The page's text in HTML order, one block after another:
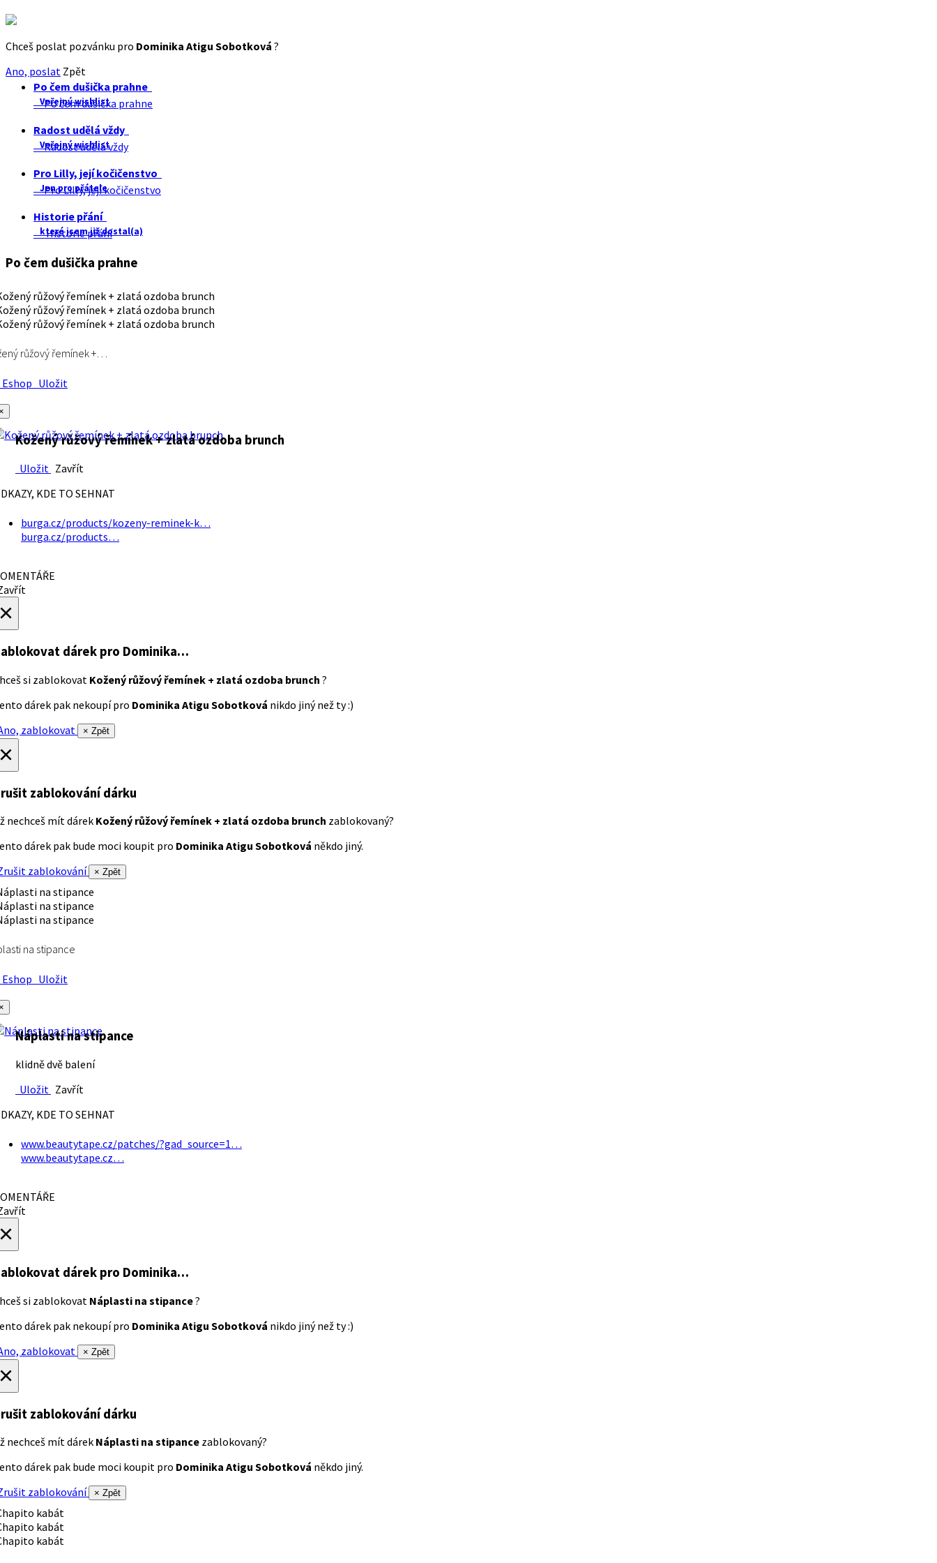
Chceš poslat pozvánku pro Dominika Atigu Sobotková ?
Ano, poslat Zpět
Po čem dušička prahne
Veřejný wishlist
Po čem dušička prahne
Radost udělá vždy
Veřejný wishlist
Radost udělá vždy
Pro Lilly, její kočičenstvo
Jen pro přátele
Pro Lilly, její kočičenstvo
Historie přání
které jsem již dostal(a)
Historie přání
Po čem dušička prahne
růžový řemínek +…
Uložit
Kožený růžový řemínek + zlatá ozdoba brunch
Uložit Zavřít
KDE TO SEHNAT
burga.cz/products/kozeny-reminek-k…
burga.cz/products…
dárek pro Dominika…
si zablokovat Kožený růžový řemínek + zlatá ozdoba brunch ?
dárek pak nekoupí pro Dominika Atigu Sobotková nikdo jiný než ty :)
zablokovat
× Zpět
zablokování dárku
nechceš mít dárek Kožený růžový řemínek + zlatá ozdoba brunch zablokovaný?
dárek pak bude moci koupit pro Dominika Atigu Sobotková někdo jiný.
zablokování
× Zpět
na stipance
Uložit
Náplasti na stipance
klidně dvě balení
Uložit Zavřít
KDE TO SEHNAT
www.beautytape.cz/patches/?gad_source=1…
www.beautytape.cz…
dárek pro Dominika…
si zablokovat Náplasti na stipance?
dárek pak nekoupí pro Dominika Atigu Sobotková nikdo jiný než ty :)
zablokovat
× Zpět
zablokování dárku
nechceš mít dárek Náplasti na stipance zablokovaný?
dárek pak bude moci koupit pro Dominika Atigu Sobotková někdo jiný.
zablokování
× Zpět